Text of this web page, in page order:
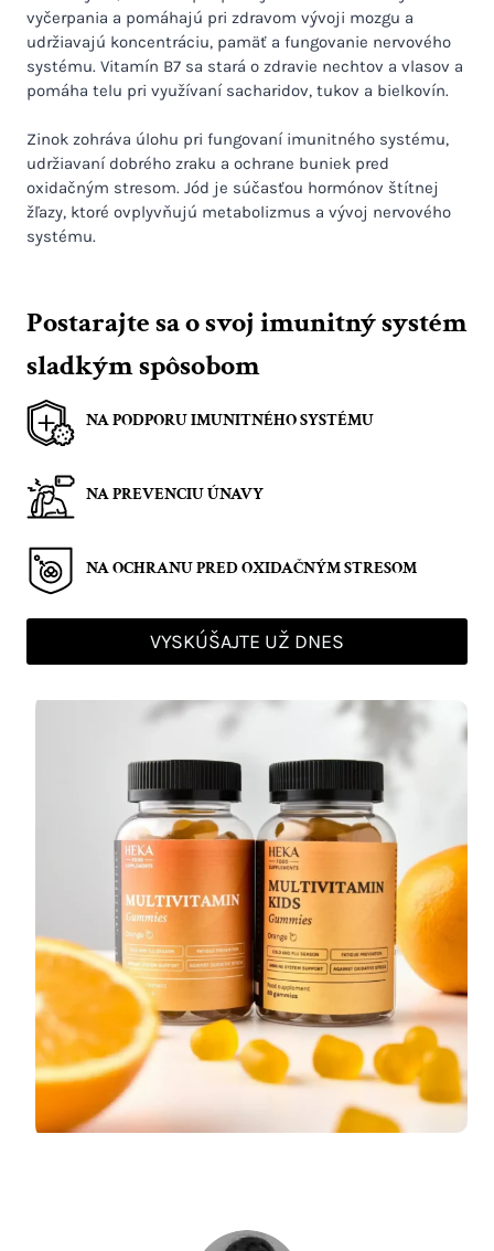
vyčerpania a pomáhajú pri zdravom vývoji mozgu a
udržiavajú koncentráciu, pamäť a fungovanie nervového
systému. Vitamín B7 sa stará o zdravie nechtov a vlasov a
pomáha telu pri využívaní sacharidov, tukov a bielkovín.
Zinok zohráva úlohu pri fungovaní imunitného systému,
udržiavaní dobrého zraku a ochrane buniek pred
oxidačným stresom. Jód je súčasťou hormónov štítnej
žľazy, ktoré ovplyvňujú metabolizmus a vývoj nervového
systému.
Postarajte sa o svoj imunitný systém
sladkým spôsobom
NA PODPORU IMUNITNÉHO SYSTÉMU
NA PREVENCIU ÚNAVY
NA OCHRANU PRED OXIDAČNÝM STRESOM
VYSKÚŠAJTE UŽ DNES